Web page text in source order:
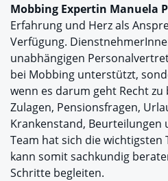
Mobbing Expertin Manuela
Erfahrung und Herz als
Verfügung.
unabhängigen
bei Mobbing unterstützt,
wenn es darum geht Recht
Zulagen, Pensionsfragen,
Krankenstand, Beurteilungen
Team hat sich die
kann somit sachkundig
Schritte begleiten.